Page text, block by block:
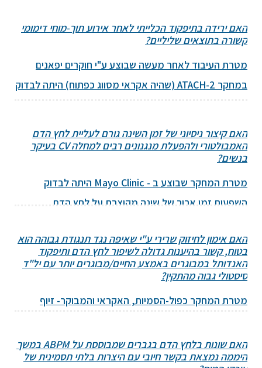
האם ירידה בתיפקוד הכלייתי לאחר אירוע תוך-מוחי דימומי
קשורה בתוצאים שליליים?
מטרת העיבוד לאחר מעשה שבוצע ע"י חוקרים יפאנים
במחקר ATACH-2 (שהיה אקראי מסווג כפתוח) היתה לבדוק
לעומת יעד סיסטולי סטנדרטי בחולים עם אירוע מוחי
דימומי... להמשך קריאה
האם קיצור ניסיוני של זמן השינה גורם לעליית לחץ הדם
האמבולטורי ולהפעלת מנגנונים רבים למחלה CV בעיקר
בנשים?
מטרת המחקר שבוצע ב - Mayo Clinic היתה לבדוק
השפעות זמן ארוך של שינה מקוצרת על לחץ הדם
צעירים ובריאים (בגיל ממוצע של 23 מהם 9 נשים) במחקר
אקראי, מבוקר ו – crossover... להמשך קריאה
←
האם אימון לחיזוק שרירי ע"י שאיפה נגד תנגודת גבוהה הוא
בטוח, קשור בהיענות גדולה לשיפור לחץ הדם ותיפקוד
האנדותל במבוגרים באמצע החיים/מבוגרים יותר עם יל"ד
סיסטולי גבוה מהתקין?
מטרת המחקר כפול-הסמיות, האקראי והמבוקר- זיוף
של תרגולים לחיזוק שרירי ע"י שאיפה כנגד תנגודת גבוהה
במכשיר מיוחד (30 נשימות ליום, 6 ימים בשבוע) ישפר את
האם שונות בלחץ הדם בגברים שמבוססת על ABPM במשך
היממה נמצאת בקשר חיובי עם היצרות בלתי תסמינית של